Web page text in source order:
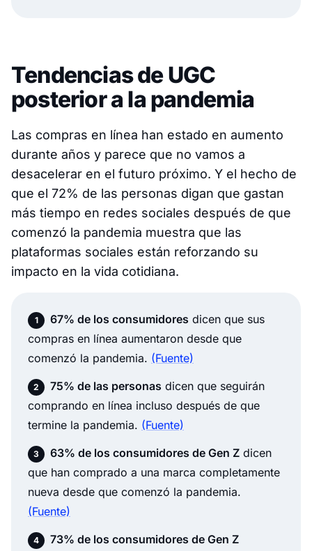
Tendencias de UGC
posterior a la pandemia
Las compras en línea han estado en aumento
durante años y parece que no vamos a
desacelerar en el futuro próximo. Y el hecho de
que el 72% de las personas digan que gastan
más tiempo en redes sociales después de que
comenzó la pandemia muestra que las
plataformas sociales están reforzando su
impacto en la vida cotidiana.
67% de los consumidores dicen que sus
compras en línea aumentaron desde que
comenzó la pandemia. (Fuente)
75% de las personas dicen que seguirán
comprando en línea incluso después de que
termine la pandemia. (Fuente)
63% de los consumidores de Gen Z dicen
que han comprado a una marca completamente
nueva desde que comenzó la pandemia.
(Fuente)
73% de los consumidores de Gen Z